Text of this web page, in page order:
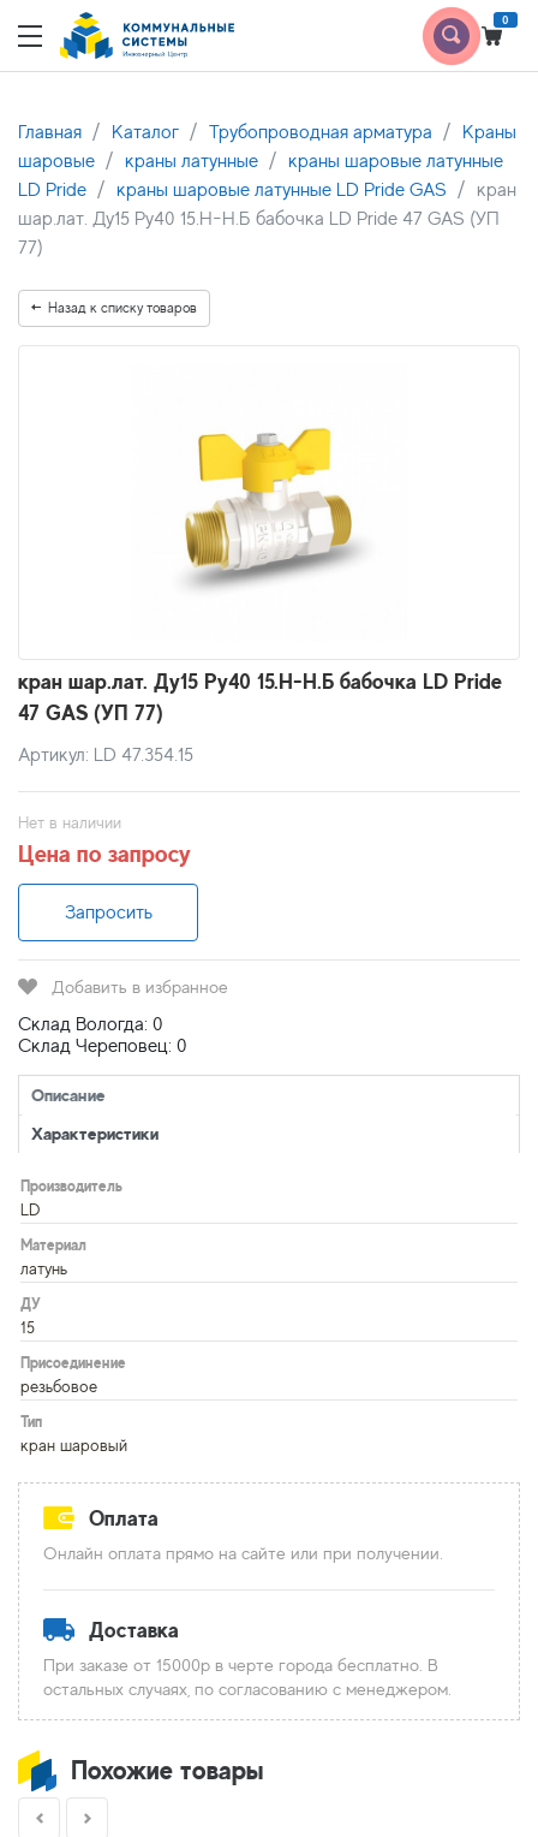
0
Главная Каталог Трубопроводная арматура
Краны
шаровые
краны латунные
краны шаровые латунные
LD Pride
краны шаровые латунные LD Pride GAS
кран
шар.лат. Ду15 Py40 15.Н-Н.Б бабочка LD Pride 47 GAS (УП
77)
Назад к списку товаров
кран шар.лат. Ду15 Py40 15.Н-Н.Б бабочка LD Pride
47 GAS (УП 77)
Артикул: LD 47.354.15
Нет в наличии
Цена по запросу
Запросить
Добавить в избранное
Склад Вологда: 0
Склад Череповец: 0
Описание
Характеристики
Производитель
LD
Материал
латунь
ДУ
15
Присоединение
резьбовое
Тип
кран шаровый
Оплата
Онлайн оплата прямо на сайте или при получении.
Доставка
При заказе от 15000р в черте города бесплатно. В
остальных случаях, по согласованию с менеджером.
Похожие товары